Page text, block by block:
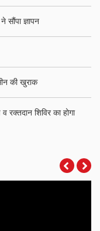
सौंपा ज्ञापन
की खुराक
रक्तदान शिविर का होगा